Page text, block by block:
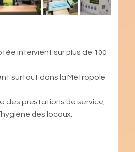
intervient sur plus de 100
surtout dans la Métropole
des prestations de service,
des locaux.